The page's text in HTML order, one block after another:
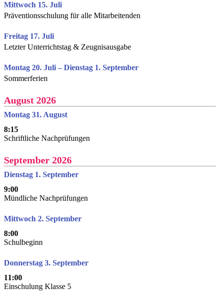
Mittwoch 15. Juli
Präventionsschulung für alle Mitarbeitenden
Freitag 17. Juli
Letzter Unterrichtstag & Zeugnisausgabe
Montag 20. Juli – Dienstag 1. September
Sommerferien
August 2026
Montag 31. August
8:15
Schriftliche Nachprüfungen
September 2026
Dienstag 1. September
9:00
Mündliche Nachprüfungen
Mittwoch 2. September
8:00
Schulbeginn
Donnerstag 3. September
11:00
Einschulung Klasse 5